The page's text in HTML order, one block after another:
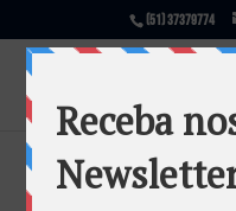
(51) 37379774